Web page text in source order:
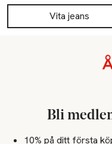
Vita jeans
Bli
10% på ditt första